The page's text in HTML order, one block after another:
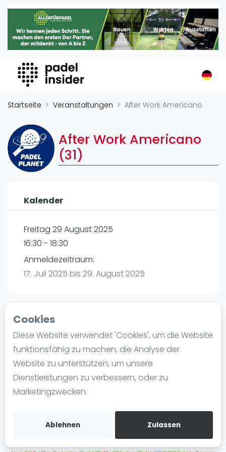
Cookies
Diese Website verwendet 'Cookies', um die Website
funktionsfähig zu machen, die Analyse der
Website zu unterstützen, um unsere
Dienstleistungen zu verbessern, oder zu
Marketingzwecken.
Ablehnen Zulassen
Padel Insider
Home
Organisationen
Buchungssysteme
Padel-Shops
Padelplatzbauer
Verschiedenes
Veranstaltungen
International
Ranking
Männer
Frauen
Blog
Die Geschichte von Padel
Regeln und Punktzählung
Padel Schläge
Video
Startseite Veranstaltungen After Work Americano
After Work Americano
(31)
Kalender
Freitag 29 August 2025
16:30 - 18:30
Anmeldezeitraum:
17. Juli 2025 bis 29. August 2025
Playtomic (Abgesagt))
Padel Planet | Schönebeck
Stadionstraße 19
39218Schönebeck
Routebeschrijving